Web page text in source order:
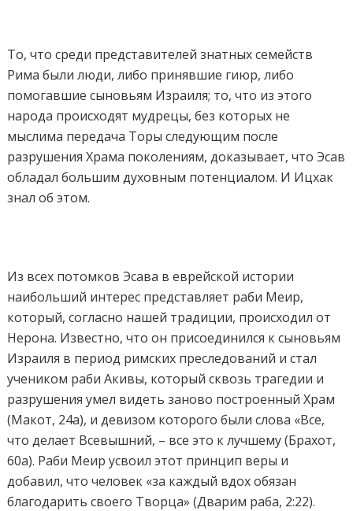
То, что среди представителей знатных семейств
Рима были люди, либо принявшие гиюр, либо
помогавшие сыновьям Израиля; то, что из этого
народа происходят мудрецы, без которых не
мыслима передача Торы следующим после
разрушения Храма поколениям, доказывает, что Эсав
обладал большим духовным потенциалом. И Ицхак
знал об этом.
Из всех потомков Эсава в еврейской истории
наибольший интерес представляет раби Меир,
который, согласно нашей традиции, происходил от
Нерона. Известно, что он присоединился к сыновьям
Израиля в период римских преследований и стал
учеником раби Акивы, который сквозь трагедии и
разрушения умел видеть заново построенный Храм
(Макот, 24а), и девизом которого были слова «Все,
что делает Всевышний, – все это к лучшему (Брахот,
60а). Раби Меир усвоил этот принцип веры и
добавил, что человек «за каждый вдох обязан
благодарить своего Творца» (Дварим раба, 2:22).